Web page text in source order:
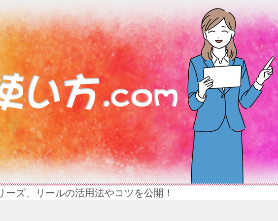
ズ、リールの活用法やコツを公開！